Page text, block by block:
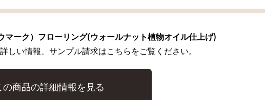
マーク）フローリング(ウォールナット植物オイル仕上げ)
しい情報、サンプル請求はこちらをご覧ください。
の商品の詳細情報を見る